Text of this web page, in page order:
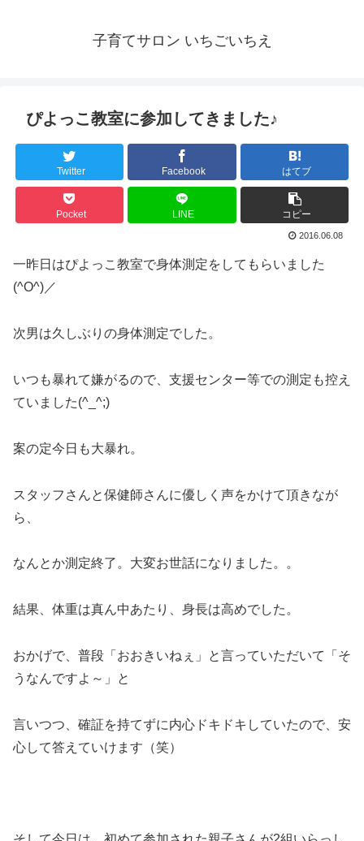
子育てサロン いちごいちえ
ぴよっこ教室に参加してきました♪
Twitter Facebook はてブ
Pocket LINE コピー
2016.06.08
一昨日はぴよっこ教室で身体測定をしてもらいました
(^O^)／
次男は久しぶりの身体測定でした。
いつも暴れて嫌がるので、支援センター等での測定も控え
ていました(^_^;)
案の定今日も大暴れ。
スタッフさんと保健師さんに優しく声をかけて頂きなが
ら、
なんとか測定終了。大変お世話になりました。。
結果、体重は真ん中あたり、身長は高めでした。
おかげで、普段「おおきいねぇ」と言っていただいて「そ
うなんですよ～」と
言いつつ、確証を持てずに内心ドキドキしていたので、安
心して答えていけます（笑）